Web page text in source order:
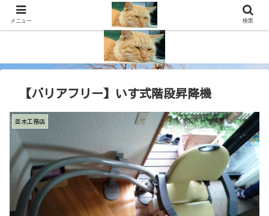
【バリアフリー】いす式階段昇降機
並木工務店
メニュー 検索